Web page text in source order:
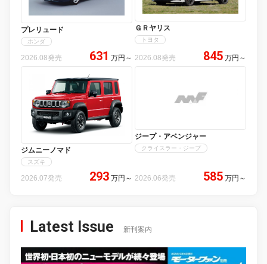
プレリュード
ホンダ
2026.08発売 631 万円 ～
ＧＲヤリス
トヨタ
2026.08発売 845 万円 ～
ジムニーノマド
スズキ
2026.07発売 293 万円 ～
ジープ・アベンジャー
クライスラー・ジープ
2026.06発売 585 万円 ～
Latest Issue 新刊案内